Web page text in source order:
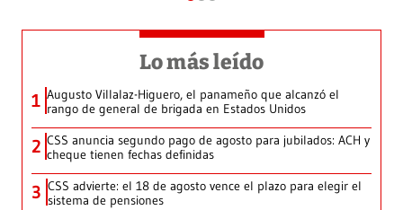
Lo más leído
1 Augusto Villalaz-Higuero, el panameño que alcanzó el
rango de general de brigada en Estados Unidos
2 CSS anuncia segundo pago de agosto para jubilados: ACH y
cheque tienen fechas definidas
3 CSS advierte: el 18 de agosto vence el plazo para elegir el
sistema de pensiones